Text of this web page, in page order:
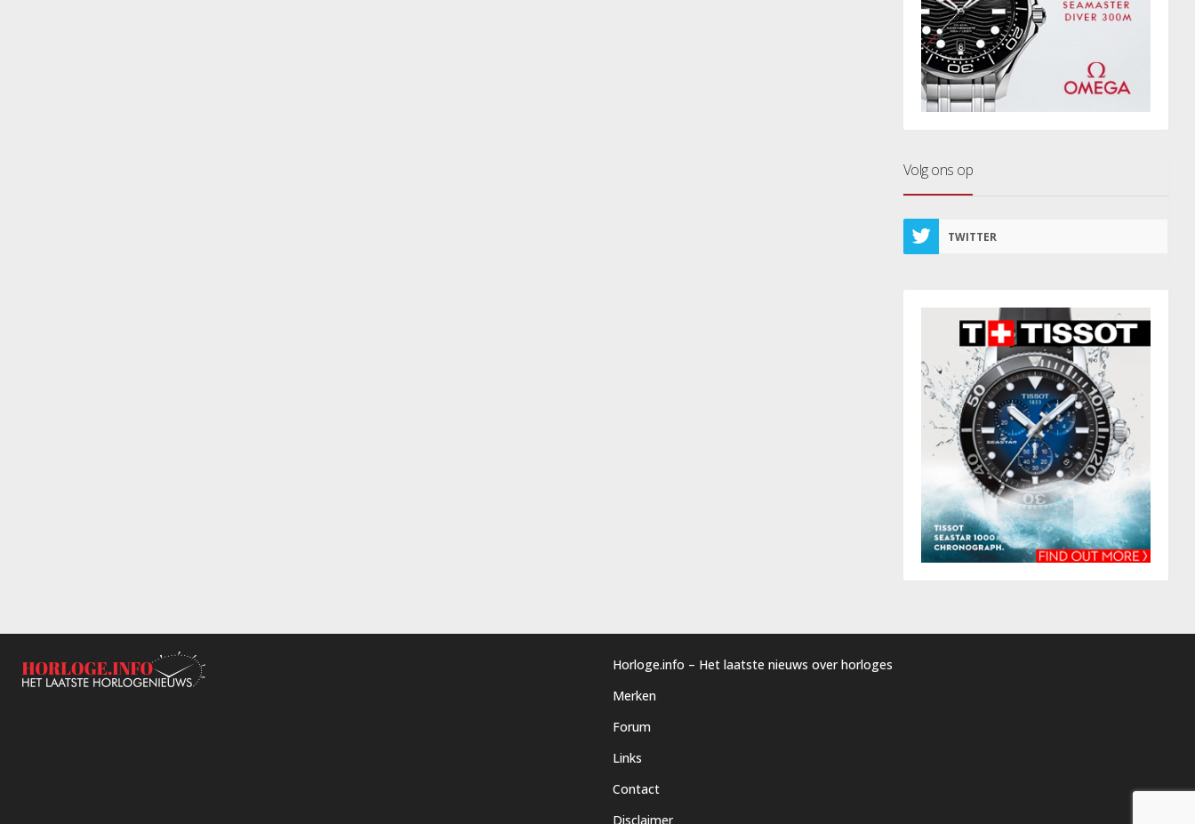
Volg ons op
TWITTER
Horloge.info – Het laatste nieuws over horloges
Merken
Forum
Links
Contact
Disclaimer